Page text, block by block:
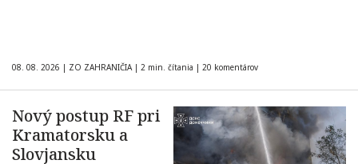
08. 08. 2026 | ZO ZAHRANIČIA | 2 min. čítania | 20 komentárov
Nový postup RF pri
Kramatorsku a
Slovjansku